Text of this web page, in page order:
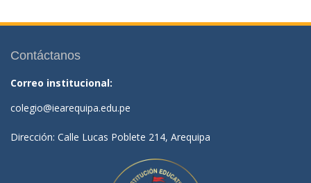
Contáctanos
Correo institucional:
colegio@iearequipa.edu.pe
Dirección: Calle Lucas Poblete 214, Arequipa